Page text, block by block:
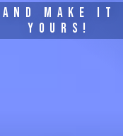
AND MAKE IT
YOURS!